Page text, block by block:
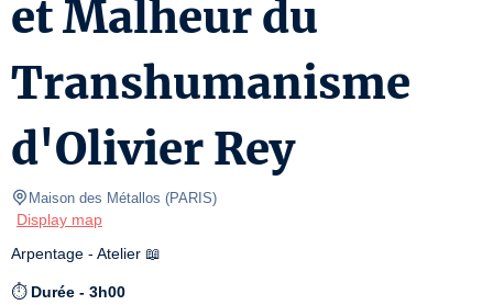
et Malheur du
Transhumanisme
d'Olivier Rey
Maison des Métallos (PARIS)
Display map
Arpentage - Atelier 📖
⏱️ Durée - 3h00